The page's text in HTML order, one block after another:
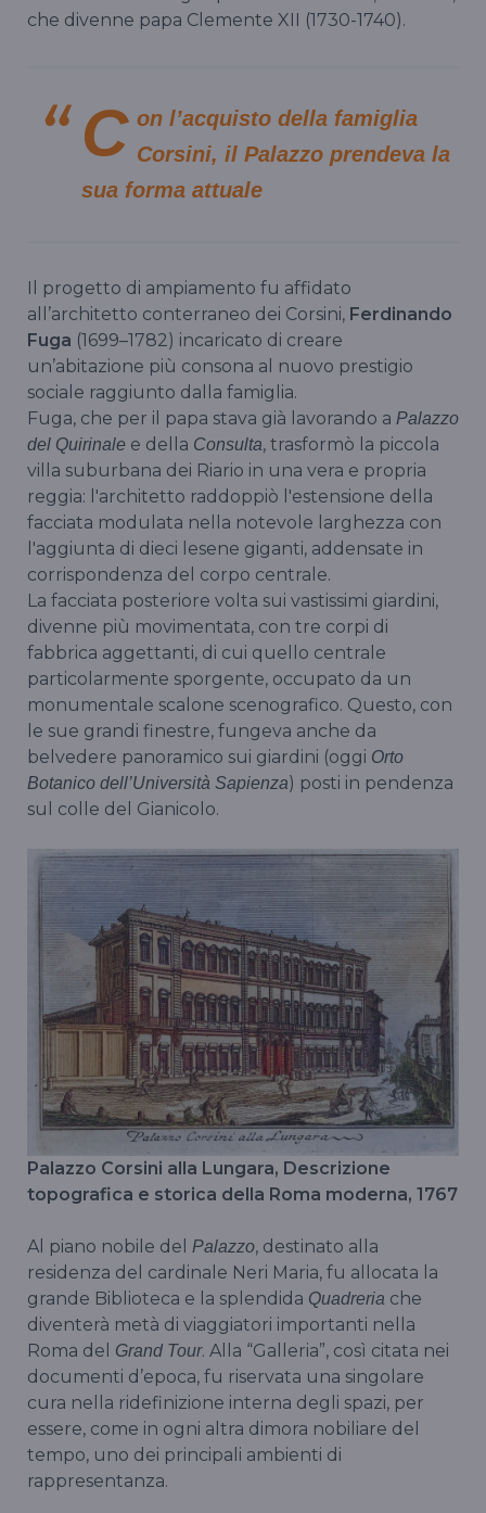
che divenne papa Clemente XII (1730-1740).
C on l’acquisto della famiglia
Corsini, il Palazzo prendeva la
sua forma attuale
Il progetto di ampiamento fu affidato
all’architetto conterraneo dei Corsini, Ferdinando
Fuga (1699–1782) incaricato di creare
un’abitazione più consona al nuovo prestigio
sociale raggiunto dalla famiglia.
Fuga, che per il papa stava già lavorando a Palazzo
del Quirinale e della Consulta, trasformò la piccola
villa suburbana dei Riario in una vera e propria
reggia: l'architetto raddoppiò l'estensione della
facciata modulata nella notevole larghezza con
l'aggiunta di dieci lesene giganti, addensate in
corrispondenza del corpo centrale.
La facciata posteriore volta sui vastissimi giardini,
divenne più movimentata, con tre corpi di
fabbrica aggettanti, di cui quello centrale
particolarmente sporgente, occupato da un
monumentale scalone scenografico. Questo, con
le sue grandi finestre, fungeva anche da
belvedere panoramico sui giardini (oggi Orto
Botanico dell’Università Sapienza) posti in pendenza
sul colle del Gianicolo.
Palazzo Corsini alla Lungara, Descrizione
topografica e storica della Roma moderna, 1767
Al piano nobile del Palazzo, destinato alla
residenza del cardinale Neri Maria, fu allocata la
grande Biblioteca e la splendida Quadreria che
diventerà metà di viaggiatori importanti nella
Roma del
Grand Tour. Alla “Galleria”, così citata nei
documenti d’epoca, fu riservata una singolare
cura nella ridefinizione interna degli spazi, per
essere, come in ogni altra dimora nobiliare del
tempo, uno dei principali ambienti di
rappresentanza.